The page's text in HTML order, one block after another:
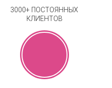
3000+ ПОСТОЯННЫХ
КЛИЕНТОВ